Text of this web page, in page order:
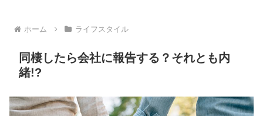
ホーム ライフスタイル
同棲したら会社に報告する？それとも内
緒!?